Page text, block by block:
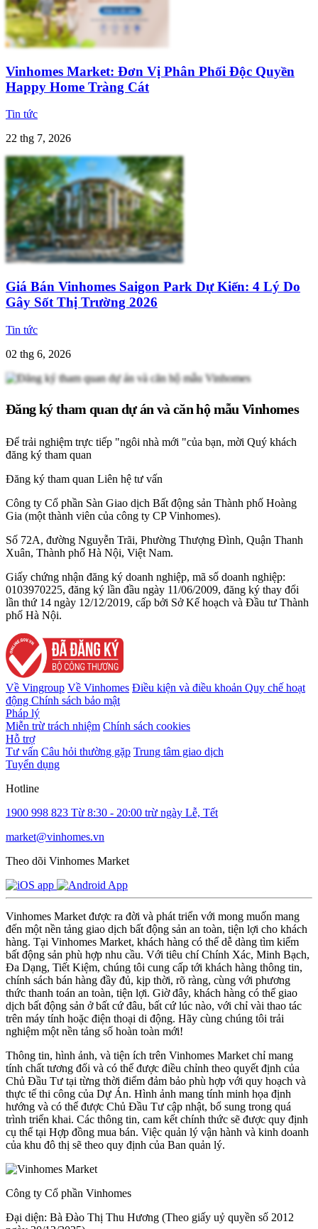
Vinhomes Market: Đơn Vị Phân Phối Độc Quyền
Happy Home Tràng Cát
Tin tức
22 thg 7, 2026
Giá Bán Vinhomes Saigon Park Dự Kiến: 4 Lý Do
Gây Sốt Thị Trường 2026
Tin tức
02 thg 6, 2026
Đăng ký tham quan dự án và căn hộ mẫu Vinhomes
Để trải nghiệm trực tiếp "ngôi nhà mới "của bạn, mời Quý khách
đăng ký tham quan
Đăng ký tham quan Liên hệ tư vấn
Công ty Cổ phần Sàn Giao dịch Bất động sản Thành phố Hoàng
Gia (một thành viên của công ty CP Vinhomes).
Số 72A, đường Nguyễn Trãi, Phường Thượng Đình, Quận Thanh
Xuân, Thành phố Hà Nội, Việt Nam.
Giấy chứng nhận đăng ký doanh nghiệp, mã số doanh nghiệp:
0103970225, đăng ký lần đầu ngày 11/06/2009, đăng ký thay đổi
lần thứ 14 ngày 12/12/2019, cấp bởi Sở Kế hoạch và Đầu tư Thành
phố Hà Nội.
Về Vingroup Về Vinhomes Điều kiện và điều khoản Quy chế hoạt
động Chính sách bảo mật
Pháp lý
Miễn trừ trách nhiệm Chính sách cookies
Hỗ trợ
Tư vấn Câu hỏi thường gặp Trung tâm giao dịch
Tuyển dụng
Hotline
1900 998 823 Từ 8:30 - 20:00 trừ ngày Lễ, Tết
market@vinhomes.vn
Theo dõi Vinhomes Market
Vinhomes Market được ra đời và phát triển với mong muốn mang
đến một nền tảng giao dịch bất động sản an toàn, tiện lợi cho khách
hàng. Tại Vinhomes Market, khách hàng có thể dễ dàng tìm kiếm
bất động sản phù hợp nhu cầu. Với tiêu chí Chính Xác, Minh Bạch,
Đa Dạng, Tiết Kiệm, chúng tôi cung cấp tới khách hàng thông tin,
chính sách bán hàng đầy đủ, kịp thời, rõ ràng, cùng với phương
thức thanh toán an toàn, tiện lợi. Giờ đây, khách hàng có thể giao
dịch bất động sản ở bất cứ đâu, bất cứ lúc nào, với chỉ vài thao tác
trên máy tính hoặc điện thoại di động. Hãy cùng chúng tôi trải
nghiệm một nền tảng số hoàn toàn mới!
Thông tin, hình ảnh, và tiện ích trên Vinhomes Market chỉ mang
tính chất tương đối và có thể được điều chỉnh theo quyết định của
Chủ Đầu Tư tại từng thời điểm đảm bảo phù hợp với quy hoạch và
thực tế thi công của Dự Án. Hình ảnh mang tính minh họa định
hướng và có thể được Chủ Đầu Tư cập nhật, bổ sung trong quá
trình triển khai. Các thông tin, cam kết chính thức sẽ được quy định
cụ thể tại Hợp đồng mua bán. Việc quản lý vận hành và kinh doanh
của khu đô thị sẽ theo quy định của Ban quản lý.
Công ty Cổ phần Vinhomes
Đại diện: Bà Đào Thị Thu Hương (Theo giấy uỷ quyền số 2012